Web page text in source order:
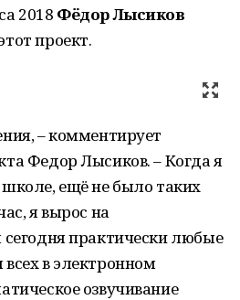
2018 Фёдор Лысиков
проект.
– комментирует
Федор Лысиков. – Когда я
ещё не было таких
я вырос на
сегодня практически любые
в электронном
озвучивание